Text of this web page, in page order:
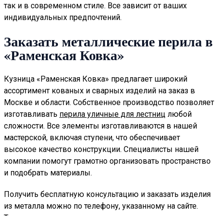
так и в современном стиле. Все зависит от ваших
индивидуальных предпочтений.
Заказать металлические перила в
«Раменская Ковка»
Кузница «Раменская Ковка» предлагает широкий
ассортимент кованых и сварных изделий на заказ в
Москве и области. Собственное производство позволяет
изготавливать перила уличные для лестниц любой
сложности. Все элементы изготавливаются в нашей
мастерской, включая ступени, что обеспечивает
высокое качество конструкции. Специалисты нашей
компании помогут грамотно организовать пространство
и подобрать материалы.
Получить бесплатную консультацию и заказать изделия
из металла можно по телефону, указанному на сайте.